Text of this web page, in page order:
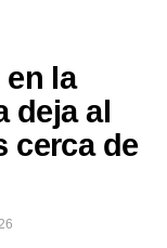
el
murió por
COVID-19.
la
deja al
cerca de